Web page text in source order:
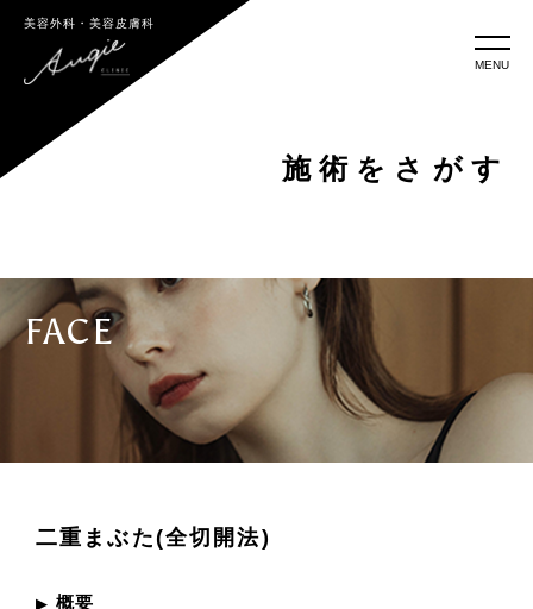
美容外科・美容皮膚科
MENU
施術をさがす
FACE
二重まぶた(全切開法)
▶︎ 概要